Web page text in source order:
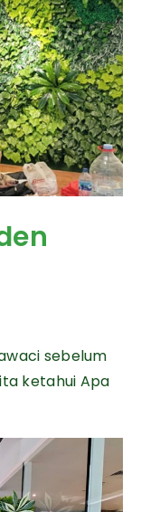
sebelum
ketahui Apa